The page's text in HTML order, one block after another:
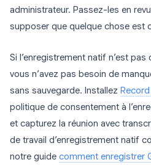
administrateur. Passez-les en
supposer que quelque chose est
Si l’enregistrement natif n’est
vous n’avez pas besoin de
sans sauvegarde. Installez
politique de consentement à
et capturez la réunion avec
de travail d’enregistrement natif
notre guide comment enregistrer